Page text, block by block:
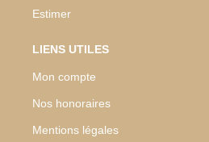
Estimer
LIENS UTILES
Mon compte
Nos honoraires
Mentions légales